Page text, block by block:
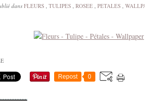
dans FLEURS, TULIPES, ROSEE, PETALES,
Repost 0